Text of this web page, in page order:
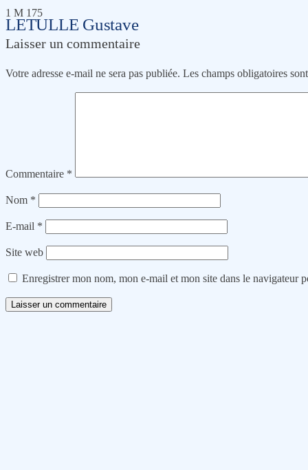
LETULLE Gustave
1 M 175
Laisser un commentaire
Votre adresse e-mail ne sera pas publiée. Les champs obligatoires
Commentaire *
Nom *
E-mail *
Site web
Enregistrer mon nom, mon e-mail et mon site dans le navigateur